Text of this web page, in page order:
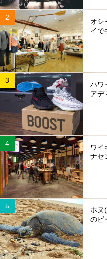
オシ
イで
ハワ
アデ
ワイ
ナセ
ホヌ
のビ